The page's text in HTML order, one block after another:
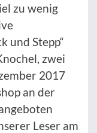
zu wenig
und Stepp“
zwei
2017
an der
Leser am